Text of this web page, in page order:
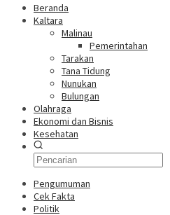
Beranda
Kaltara
Malinau
Pemerintahan
Tarakan
Tana Tidung
Nunukan
Bulungan
Olahraga
Ekonomi dan Bisnis
Kesehatan
Pengumuman
Cek Fakta
Politik